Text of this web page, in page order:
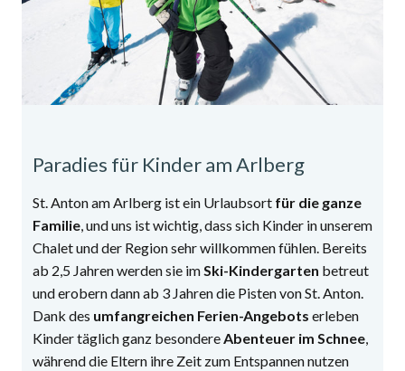
Paradies für Kinder am Arlberg
St. Anton am Arlberg ist ein Urlaubsort für die ganze
Familie, und uns ist wichtig, dass sich Kinder in unserem
Chalet und der Region sehr willkommen fühlen. Bereits
ab 2,5 Jahren werden sie imSki-Kindergarten betreut
und erobern dann ab 3 Jahren die Pisten von St. Anton.
Dank des umfangreichen Ferien-Angebots erleben
Kinder täglich ganz besondereAbenteuer im Schnee,
während die Eltern ihre Zeit zum Entspannen nutzen